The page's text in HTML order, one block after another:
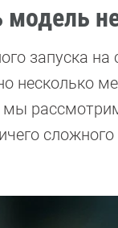
модель
запуска
несколько
сложного